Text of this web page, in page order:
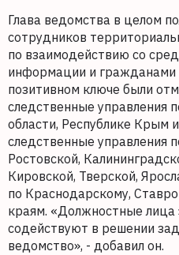
Глава ведомства в целом
сотрудников
по взаимодействию со
информации и гражданами
позитивном ключе были
следственные управления
области, Республике Крым
следственные управления
Ростовской,
Кировской, Тверской,
по Краснодарскому,
краям. «Должностные лица
содействуют в решении
ведомство», - добавил он.